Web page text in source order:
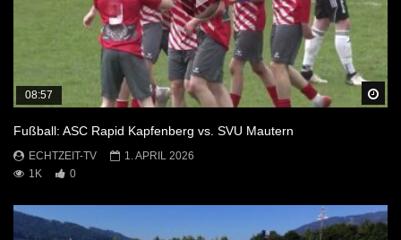
08:57
Fußball: ASC Rapid Kapfenberg vs. SVU Mautern
ECHTZEIT-TV
1. APRIL 2026
1K
0